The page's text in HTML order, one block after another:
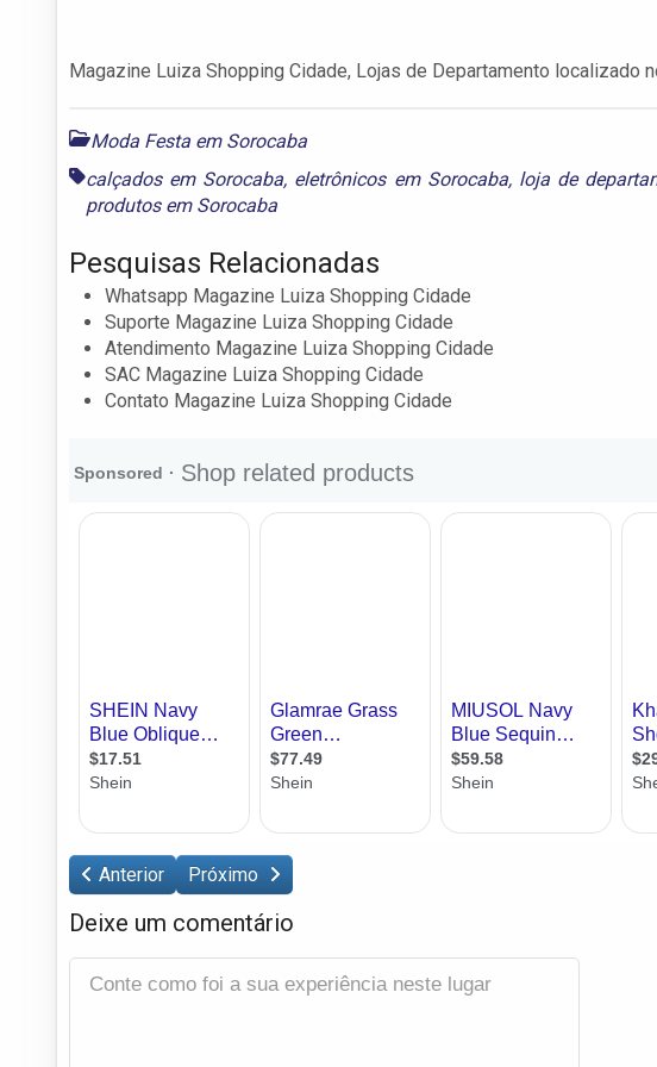
Magazine Luiza Shopping Cidade, Lojas de Departamento localizado
Moda Festa em Sorocaba
calçados em Sorocaba, eletrônicos em Sorocaba, loja de
produtos em Sorocaba
Pesquisas Relacionadas
Whatsapp Magazine Luiza Shopping Cidade
Suporte Magazine Luiza Shopping Cidade
Atendimento Magazine Luiza Shopping Cidade
SAC Magazine Luiza Shopping Cidade
Contato Magazine Luiza Shopping Cidade
Anterior Próximo
Deixe um comentário